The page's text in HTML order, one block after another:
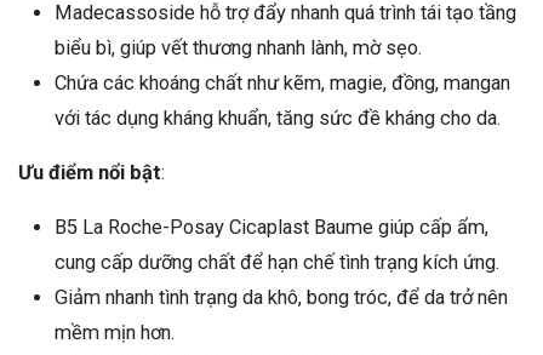
Madecassoside hỗ trợ đẩy nhanh quá trình tái tạo tầng
biểu bì, giúp vết thương nhanh lành, mờ sẹo.
Chứa các khoáng chất như kẽm, magie, đồng, mangan
với tác dụng kháng khuẩn, tăng sức đề kháng cho da.
Ưu điểm nổi bật:
B5 La Roche-Posay Cicaplast Baume giúp cấp ẩm,
cung cấp dưỡng chất để hạn chế tình trạng kích ứng.
Giảm nhanh tình trạng da khô, bong tróc, để da trở nên
mềm mịn hơn.